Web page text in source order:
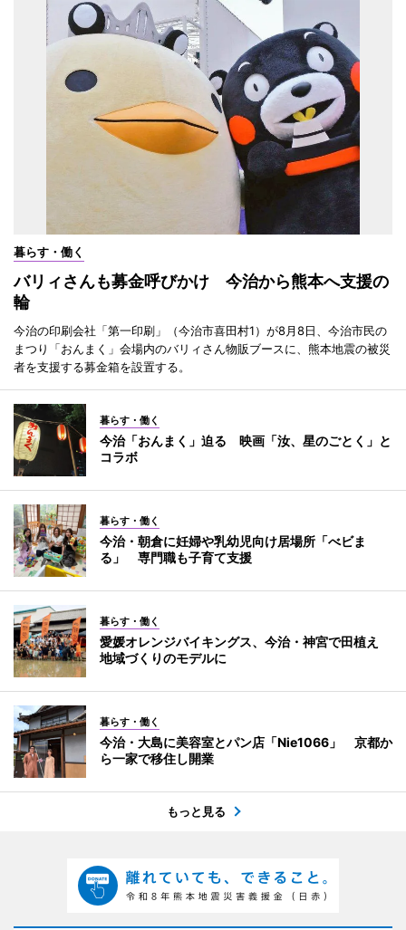
暮らす・働く
バリィさんも募金呼びかけ 今治から熊本へ支援の
輪
今治の印刷会社「第一印刷」（今治市喜田村1）が8月8日、今治市民の
まつり「おんまく」会場内のバリィさん物販ブースに、熊本地震の被災
者を支援する募金箱を設置する。
暮らす・働く
今治「おんまく」迫る 映画「汝、星のごとく」と
コラボ
暮らす・働く
今治・朝倉に妊婦や乳幼児向け居場所「べビま
る」 専門職も子育て支援
暮らす・働く
愛媛オレンジバイキングス、今治・神宮で田植え
地域づくりのモデルに
暮らす・働く
今治・大島に美容室とパン店「Nie1066」 京都か
ら一家で移住し開業
もっと見る